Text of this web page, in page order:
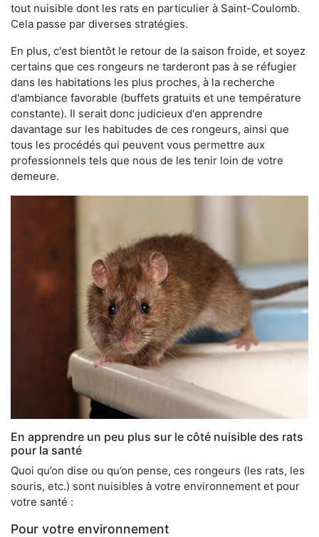
tout nuisible dont les rats en particulier à Saint-Coulomb.
Cela passe par diverses stratégies.
En plus, c'est bientôt le retour de la saison froide, et soyez
certains que ces rongeurs ne tarderont pas à se réfugier
dans les habitations les plus proches, à la recherche
d'ambiance favorable (buffets gratuits et une température
constante). Il serait donc judicieux d'en apprendre
davantage sur les habitudes de ces rongeurs, ainsi que
tous les procédés qui peuvent vous permettre aux
professionnels tels que nous de les tenir loin de votre
demeure.
En apprendre un peu plus sur le côté nuisible des rats
pour la santé
Quoi qu’on dise ou qu’on pense, ces rongeurs (les rats, les
souris, etc.) sont nuisibles à votre environnement et pour
votre santé :
Pour votre environnement